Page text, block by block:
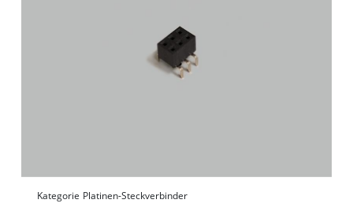
Kategorie Platinen-Steckverbinder